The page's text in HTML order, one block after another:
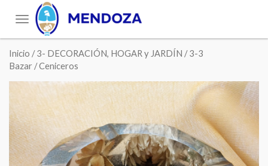
Toggle
navigation
Inicio /3- DECORACIÓN, HOGAR y JARDÍN /3-3
Bazar / Ceniceros